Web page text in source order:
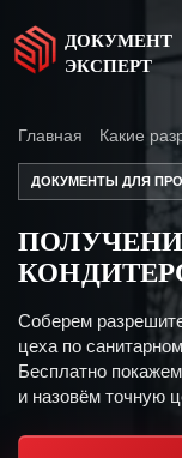
ДОКУМЕНТ
ЭКСПЕРТ
Главная Какие
ДОКУМЕНТЫ ДЛЯ
Соберем
цеха по
Бесплатно
и назовём точную